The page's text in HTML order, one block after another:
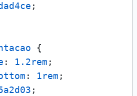
;
{
: 1.2rem ;
: 1rem ;
;